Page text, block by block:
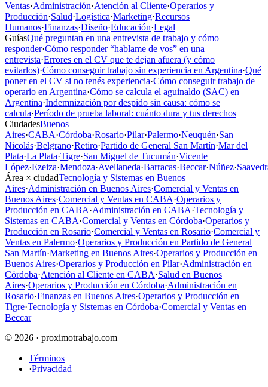
Ventas·Administración·Atención al Cliente·Operarios y
Producción·Salud·Logística·Marketing·Recursos
Humanos·Finanzas·Diseño·Educación·Legal
GuíasQué preguntan en una entrevista de trabajo y cómo
responder·Cómo responder “hablame de vos” en una
entrevista·Errores en el CV que te dejan afuera (y cómo
evitarlos)·Cómo conseguir trabajo sin experiencia en Argentina·Qué
poner en el CV si no tenés experiencia·Cómo conseguir trabajo de
operario en Argentina·Cómo se calcula el aguinaldo (SAC) en
Argentina·Indemnización por despido sin causa: cómo se
calcula·Período de prueba laboral: cuánto dura y tus derechos
CiudadesBuenos
Aires·CABA·Córdoba·Rosario·Pilar·Palermo·Neuquén·San
Nicolás·Belgrano·Retiro·Partido de General San Martín·Mar del
Plata·La Plata·Tigre·San Miguel de Tucumán·Vicente
López·Ezeiza·Mendoza·Avellaneda·Barracas·Beccar·Núñez·
Área × ciudadTecnología y Sistemas en Buenos
Aires·Administración en Buenos Aires·Comercial y Ventas en
Buenos Aires·Comercial y Ventas en CABA·Operarios y
Producción en CABA·Administración en CABA·Tecnología y
Sistemas en CABA·Comercial y Ventas en Córdoba·Operarios y
Producción en Rosario·Comercial y Ventas en Rosario·Comercial y
Ventas en Palermo·Operarios y Producción en Partido de General
San Martín·Marketing en Buenos Aires·Operarios y Producción en
Buenos Aires·Operarios y Producción en Pilar·Administración en
Córdoba·Atención al Cliente en CABA·Salud en Buenos
Aires·Operarios y Producción en Córdoba·Administración en
Rosario·Finanzas en Buenos Aires·Operarios y Producción en
Tigre·Tecnología y Sistemas en Córdoba·Comercial y Ventas en
Beccar
© 2026 · proximotrabajo.com
Términos
·Privacidad